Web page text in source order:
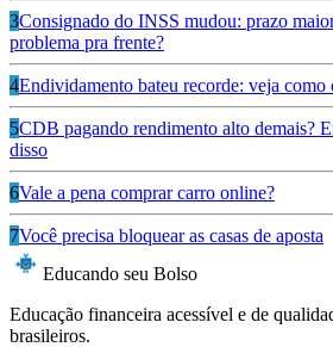
3Consignado do INSS mudou: prazo
problema pra frente?
4Endividamento bateu recorde: veja como
5CDB pagando rendimento alto demais?
disso
6Vale a pena comprar carro online?
7Você precisa bloquear as casas de aposta
Educando seu Bolso
Educação financeira acessível e de
brasileiros.